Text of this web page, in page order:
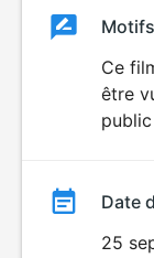
Classement
Ce
être
Date
25